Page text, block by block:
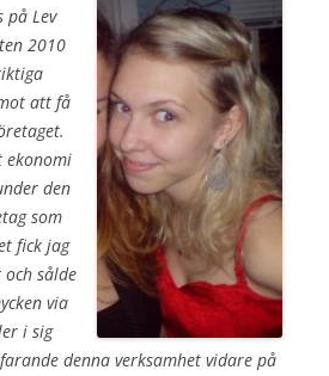
på Lev
2010
att få
ekonomi
den
som
fick jag
sålde
via
i sig
denna verksamhet vidare på